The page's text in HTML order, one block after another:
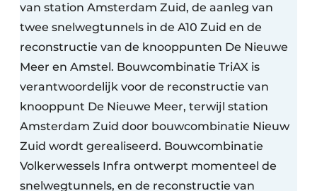
van station Amsterdam Zuid, de aanleg van
twee snelwegtunnels in de A10 Zuid en de
reconstructie van de knooppunten De Nieuwe
Meer en Amstel. Bouwcombinatie TriAX is
verantwoordelijk voor de reconstructie van
knooppunt De Nieuwe Meer, terwijl station
Amsterdam Zuid door bouwcombinatie Nieuw
Zuid wordt gerealiseerd. Bouwcombinatie
Volkerwessels Infra ontwerpt momenteel de
snelwegtunnels, en de reconstructie van